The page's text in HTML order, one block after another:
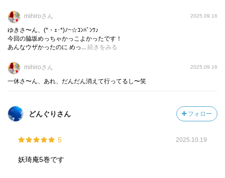
mihiroさん 2025.09.16
ゆきさ〜ん、(*・ｪ･*)ﾉ~☆ｺﾝﾊﾞﾝﾜ♪
今回の脇坂めっちゃかっこよかったです！
あんなウザかったのに めっ... 続きをみる
mihiroさん 2025.09.16
一休さ〜ん、あれ、だんだん消えて行ってるし〜笑
どんぐりさん フォロー
5 2025.10.19
妖琦庵5巻です